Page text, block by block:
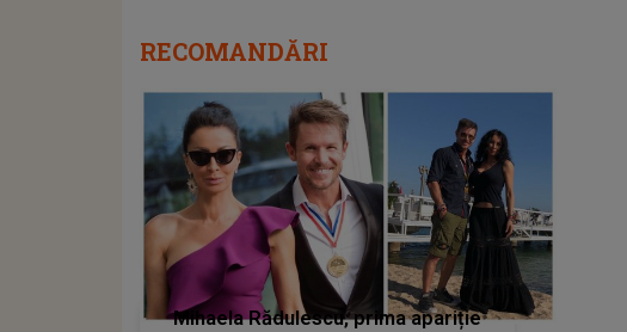
RECOMANDĂRI
Mihaela Rădulescu, prima apariție